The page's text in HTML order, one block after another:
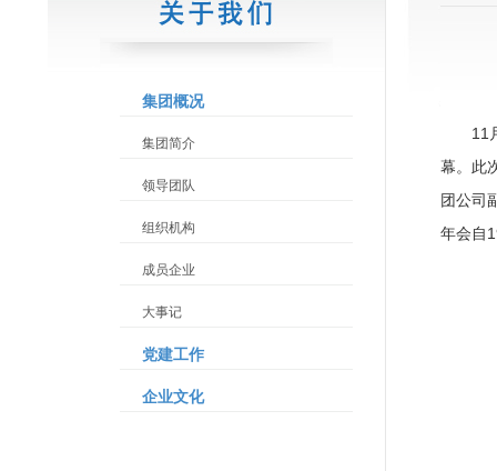
集团概况
集团简介
领导团队
组织机构
成员企业
大事记
党建工作
企业文化
11
幕。此
团公司
年会自